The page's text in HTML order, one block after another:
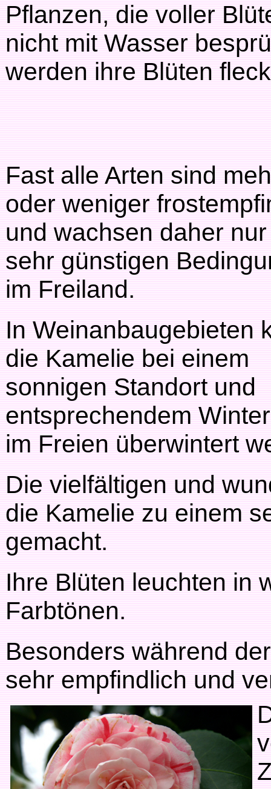
Pflanzen, die voller
nicht mit Wasser
werden ihre Blüten
Fast alle Arten sind
oder weniger
und wachsen daher
sehr günstigen
im Freiland.
In Weinanbaugebieten
die Kamelie bei einem
sonnigen Standort und
entsprechendem
im Freien überwintert
Die vielfältigen und
die Kamelie zu einem
gemacht.
Ihre Blüten leuchten in
Farbtönen.
Besonders während
sehr empfindlich und